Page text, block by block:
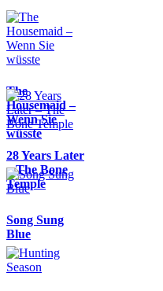
The
Housemaid –
Wenn Sie
wüsste
28 Years Later
– The Bone
Temple
Song Sung
Blue